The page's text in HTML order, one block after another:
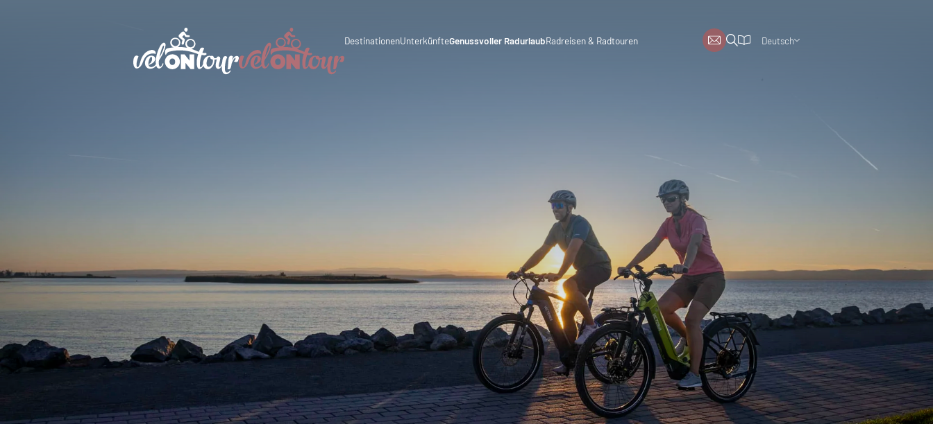
Destinationen
Italien
Deutschland
Unterkünfte
Italien
Deutschland
Genussvoller RadurlaubRadreisen & Radtouren Deutsch
Englisch